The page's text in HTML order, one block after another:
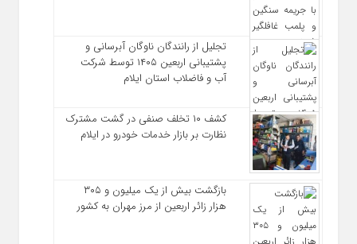
تجلیل از رانندگان ناوگان آبرسانی و
پشتیبانی اربعین ۱۴۰۵ توسط شرکت
آب و فاضلاب استان ایلام
کشف ۱۰ تخلف صنفی در گشت مشترک
نظارت بر بازار خدمات خودرو در ایلام
بازگشت بیش از یک میلیون و ۳۰۵
هزار زائر اربعین از مرز مهران به کشور